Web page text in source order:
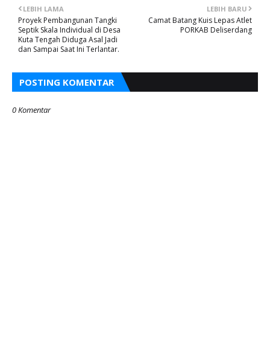
LEBIH BARU
Camat Batang Kuis Lepas Atlet
PORKAB Deliserdang
LEBIH LAMA
Proyek Pembangunan Tangki
Septik Skala Individual di Desa
Kuta Tengah Diduga Asal Jadi
dan Sampai Saat Ini Terlantar.
POSTING KOMENTAR
0 Komentar